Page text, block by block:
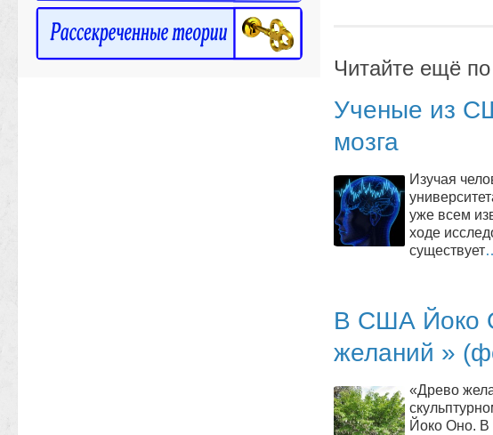
Читайте ещё
Ученые из
мозга
Изучая
уже всем
ходе
существует
В США Йоко
желаний »
«Древо
Йоко Оно. В